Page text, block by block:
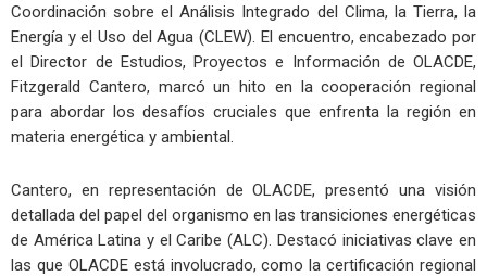
Coordinación sobre el Análisis Integrado del Clima, la Tierra, la
Energía y el Uso del Agua (CLEW). El encuentro, encabezado por
el Director de Estudios, Proyectos e Información de OLACDE,
Fitzgerald Cantero, marcó un hito en la cooperación regional
para abordar los desafíos cruciales que enfrenta la región en
materia energética y ambiental.
Cantero, en representación de OLACDE, presentó una visión
detallada del papel del organismo en las transiciones energéticas
de América Latina y el Caribe (ALC). Destacó iniciativas clave en
las que OLACDE está involucrado, como la certificación regional